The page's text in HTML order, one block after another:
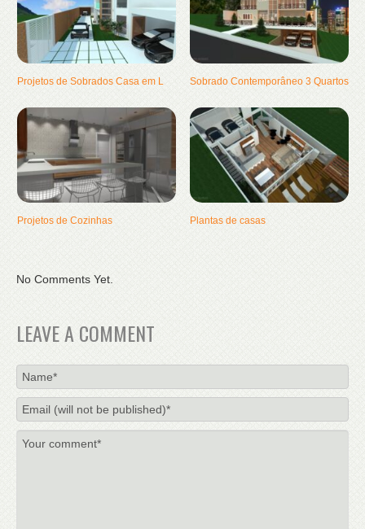
Projetos de Sobrados Casa em L Sobrado Contemporâneo 3 Quartos
Projetos de Cozinhas Plantas de casas
No Comments Yet.
LEAVE A COMMENT